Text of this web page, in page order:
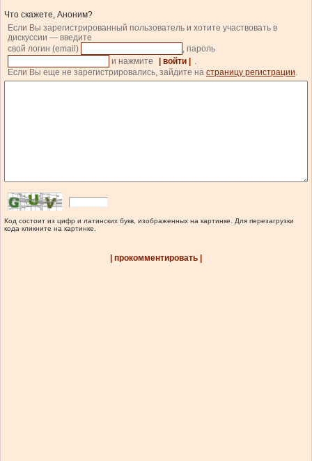
Что скажете, Аноним?
Если Вы зарегистрированный пользователь и хотите участвовать в
дискуссии — введите
свой логин (email)
, пароль
и нажмите
| войти |
.
Если Вы еще не зарегистрировались, зайдите на страницу регистрации.
Код состоит из цифр и латинских букв, изображенных на картинке. Для перезагрузки
кода кликните на картинке.
| прокомментировать |